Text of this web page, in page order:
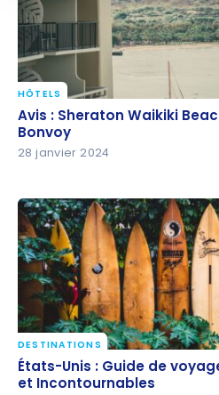
Avis : Sheraton Waikiki
Bonvoy
HÔTELS
Avis : Sheraton Waikiki
Bonvoy
28 janvier 2024
États-Unis : Guide de
Incontournables
DESTINATIONS
États-Unis : Guide de
et Incontournables